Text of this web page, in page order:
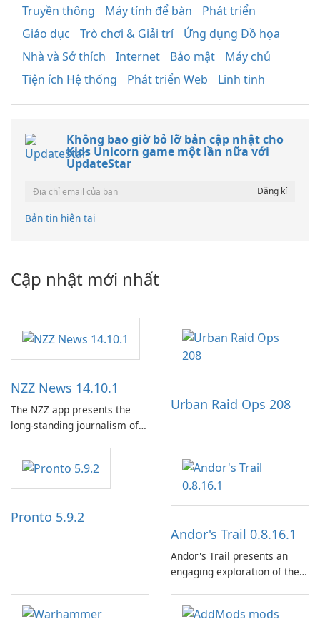
Truyền thông
Máy tính để bàn
Phát triển
Giáo dục
Trò chơi & Giải trí
Ứng dụng Đồ họa
Nhà và Sở thích
Internet Bảo mật
Máy chủ
Tiện ích Hệ thống
Phát triển Web Linh tinh
Không bao giờ bỏ lỡ bản cập nhật cho
Kids Unicorn game một lần nữa với
UpdateStar
Bản tin hiện tại
Cập nhật mới nhất
NZZ News 14.10.1
The NZZ app presents the
long-standing journalism of
and a liberal outlook that
embraces diverse opinion.
Urban Raid Ops 208
Pronto 5.9.2
Andor's Trail 0.8.16.1
Andor's Trail presents an
engaging exploration of the
centered around the pursuit
of your brother, Andor,